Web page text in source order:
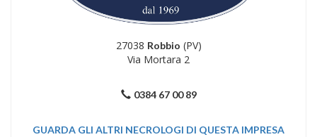
27038 Robbio (PV)
Via Mortara 2
0384 67 00 89
GUARDA GLI ALTRI NECROLOGI DI QUESTA IMPRESA